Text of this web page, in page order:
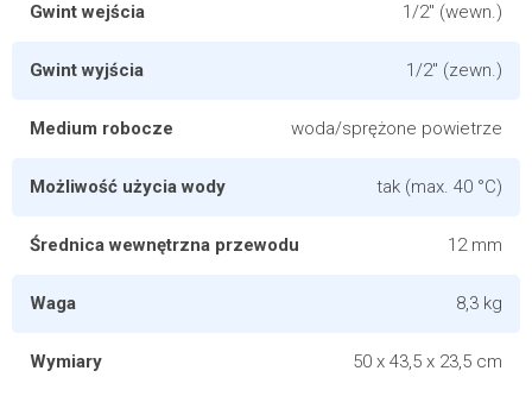
Gwint wejścia 1/2" (wewn.)
Gwint wyjścia 1/2" (zewn.)
Medium robocze woda/sprężone powietrze
Możliwość użycia wody tak (max. 40 °C)
Średnica wewnętrzna przewodu 12 mm
Waga 8,3 kg
Wymiary 50 x 43,5 x 23,5 cm